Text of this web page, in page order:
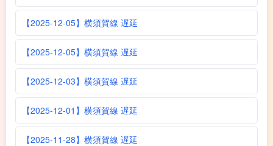
【2025-12-05】横須賀線 遅延
【2025-12-05】横須賀線 遅延
【2025-12-03】横須賀線 遅延
【2025-12-01】横須賀線 遅延
【2025-11-28】横須賀線 遅延